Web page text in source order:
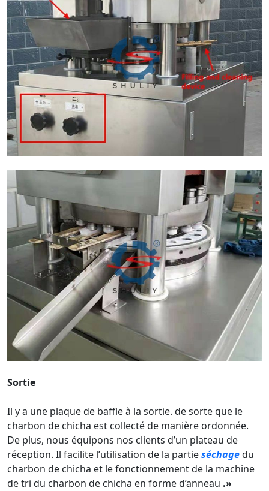
Sortie
Il y a une plaque de baffle à la sortie. de sorte que le
charbon de chicha est collecté de manière ordonnée.
De plus, nous équipons nos clients d’un plateau de
réception. Il facilite l’utilisation de la partieséchagedu
charbon de chicha et le fonctionnement de la machine
de tri du charbon de chicha en forme d’anneau .»